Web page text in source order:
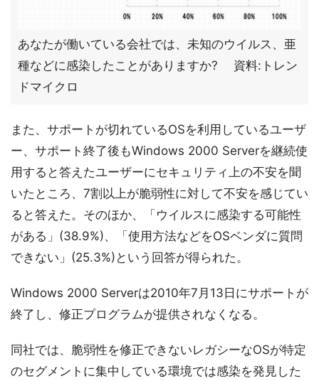
あなたが働いている会社では、未知のウイルス、亜
種などに感染したことがありますか? 資料:トレン
ドマイクロ
また、サポートが切れているOSを利用しているユーザ
ー、サポート終了後もWindows 2000 Serverを継続使
用すると答えたユーザーにセキュリティ上の不安を聞
いたところ、7割以上が脆弱性に対して不安を感じてい
ると答えた。そのほか、「ウイルスに感染する可能性
がある」(38.9%)、「使用方法などをOSベンダに質問
できない」(25.3%)という回答が得られた。
Windows 2000 Serverは2010年7月13日にサポートが
終了し、修正プログラムが提供されなくなる。
同社では、脆弱性を修正できないレガシーなOSが特定
のセグメントに集中している環境では感染を発見した